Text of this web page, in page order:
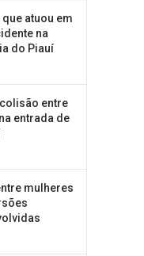
atuou em
na
do Piauí
entre
entrada de
mulheres